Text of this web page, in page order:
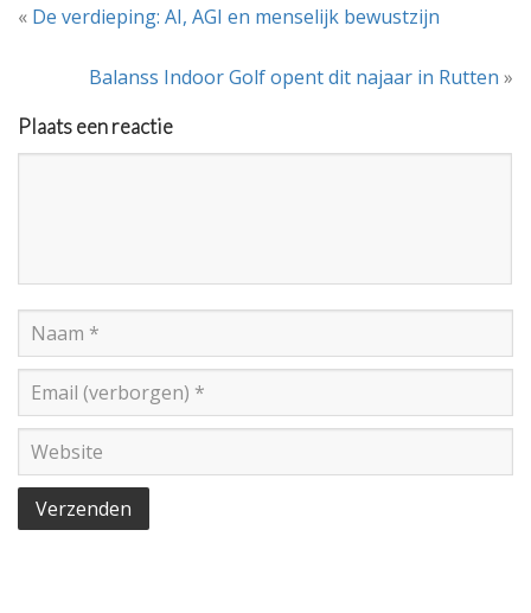
« De verdieping: AI, AGI en menselijk bewustzijn
Balanss Indoor Golf opent dit najaar in Rutten »
Plaats een reactie